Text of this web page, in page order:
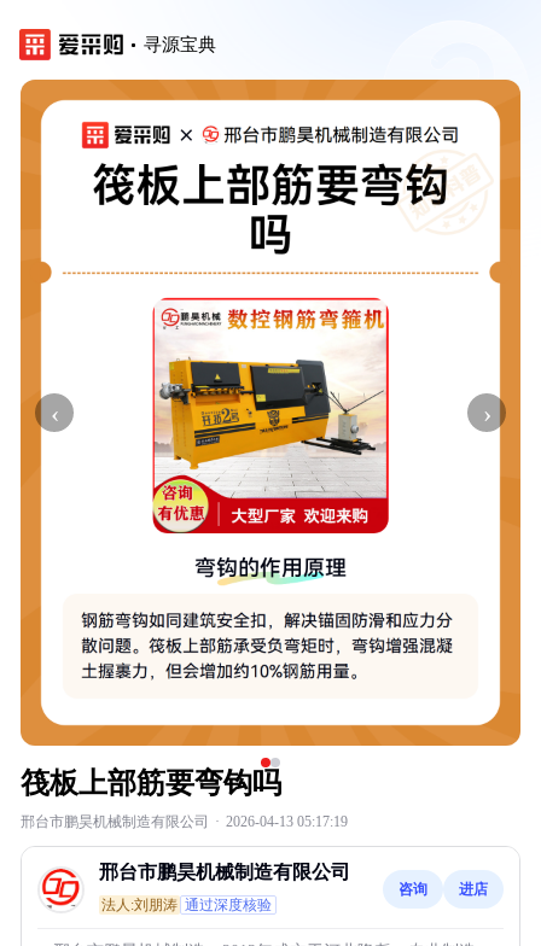
寻源宝典
‹ ›
筏板上部筋要弯钩吗
邢台市鹏昊机械制造有限公司 · 2026-04-13 05:17:19
邢台市鹏昊机械制造有限公司
法人:刘朋涛 通过深度核验
咨询 进店